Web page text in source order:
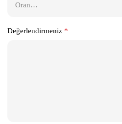
Değerlendirmeniz *